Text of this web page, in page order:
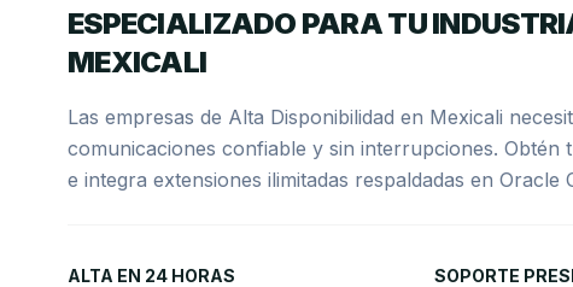
ESPECIALIZADO PARA TU
MEXICALI
Las empresas de Alta Disponibilidad en Mexicali
comunicaciones confiable y sin interrupciones. Obtén
e integra extensiones ilimitadas respaldadas en
ALTA EN 24 HORAS
SOPORTE